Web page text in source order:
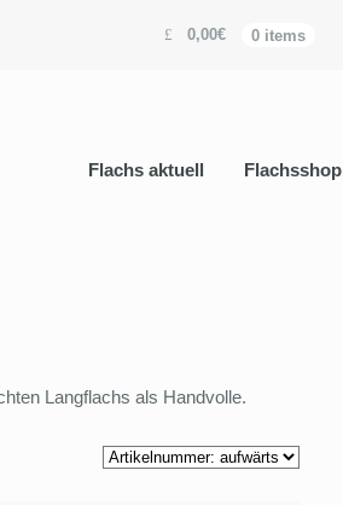
0,00€ 0 items
Flachs aktuell Flachsshop
Langflachs als Handvolle.